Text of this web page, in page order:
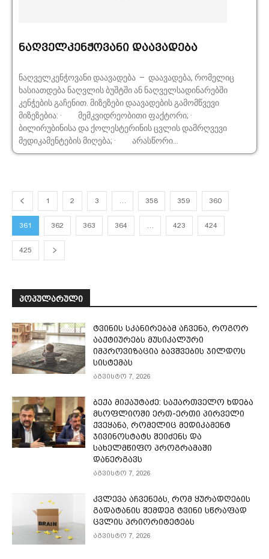
ნაღველკენჭოვანი დაავადება
ნაღველკენჭოვანი დაავადება – დაავადება, რომელიც
ხასიათდება ნაღვლის ბუშტში ან ნაღველსადინარებში
კენჭების გაჩენით. მიზეზები დაავადების გამომწვევი
მიზეზებია: · მემკვიდრეობითი ფაქტორი; ·
ბილირუბინისა და ქოლესტერინის ცვლის დამრღვევი
მედიკამენტების მიღება; · არასწორი...
1 2 3 358 359 360
361 362 363 364 423 424
425
ᲞᲝᲞᲣᲚᲐᲠᲣᲚᲘ
ტვინის სკანირებამ აჩვენა, როგორ
ააქტიურებს მუსიკალური
იმპროვიზაცია ბავშვების ჯილდოს
სისტემას
აგვისტო 7, 2026
ბექა მიქაუტაძე: საქართველო ხდება
მსოფლიოში ერთ-ერთი პირველი
ქვეყანა, რომელიც მედიკამენტ
ჯივინოსტატს შეიძენს და
სახელმწიფო პროგრამაში
დანერგავს
აგვისტო 7, 2026
კვლევა აჩვენებს, რომ ყურადღების
გადატანის შემდეგ ტვინი სწრაფად
ცვლის პრიორიტეტებს
აგვისტო 7, 2026